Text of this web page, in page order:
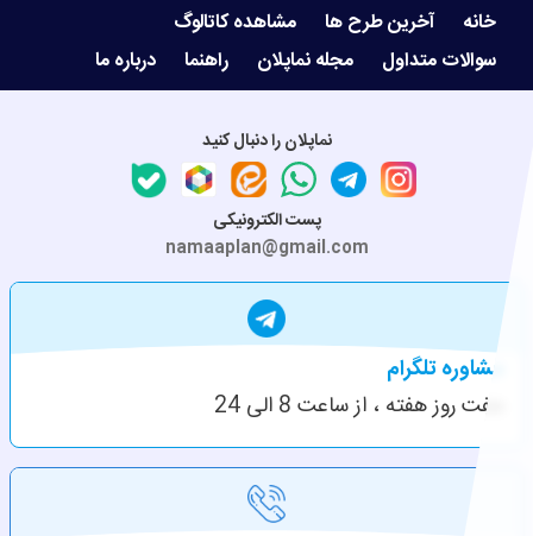
خانه آخرین طرح ها
مشاهده کاتالوگ
سوالات متداول
مجله نماپلان راهنما درباره ما
نماپلان را دنبال کنید
پست الکترونیکی
namaaplan@gmail.com
مشاوره تلگرام
هفت روز هفته ، از ساعت 8 الی 24